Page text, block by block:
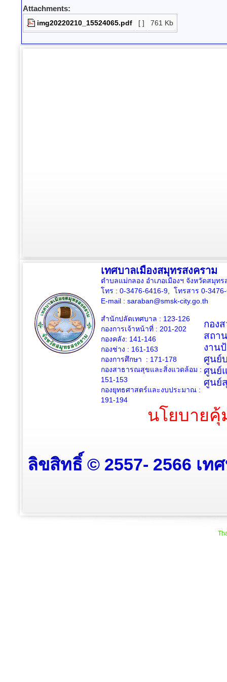
Attachments:
img20220210_15524065.pdf [ ] 761 Kb
เทศบาลเมืองสมุทรสงคราม
ตำบลแม่กลอง อำเภอเมืองฯ จังหวัดสมุท
โทร : 0-3476-6416-9, โทรสาร 0-
E-mail : saraban@smsk-city.go.th
สำนักปลัดเทศบาล : 123-126
กองการเจ้าหน้าที่ : 201-202
กองคลัง: 141-146
กองช่าง : 161-163
กองการศึกษา : 171-178
กองสาธารณสุขและสิ่งแวดล้อม :
151-153
กองยุทธศาสตร์และงบประมาณ :
191-194
กอง
สถา
งาน
ศูนย์
ศูนย์
ศูนย์
นโยบาย
ลิขสิทธิ์ © 2557- 2566 เท